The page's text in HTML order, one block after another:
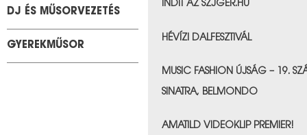
DJ ÉS MŰSORVEZETÉS
GYEREKMŰSOR
INDÍT AZ SZJGER.HU
HÉVÍZI DALFESZTIVÁL
MUSIC FASHION ÚJSÁG – 19.
SINATRA, BELMONDO
AMATILD VIDEOKLIP PREMIER!